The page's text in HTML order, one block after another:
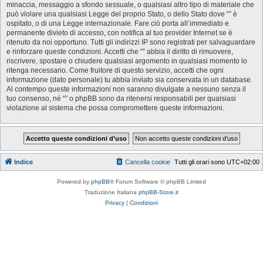
minaccia, messaggio a sfondo sessuale, o qualsiasi altro tipo di materiale che
può violare una qualsiasi Legge del proprio Stato, o dello Stato dove “” è
ospitato, o di una Legge internazionale. Fare ciò porta all’immediato e
permanente divieto di accesso, con notifica al tuo provider Internet se è
ritenuto da noi opportuno. Tutti gli indirizzi IP sono registrati per salvaguardare
e rinforzare queste condizioni. Accetti che “” abbia il diritto di rimuovere,
riscrivere, spostare o chiudere qualsiasi argomento in qualsiasi momento lo
ritenga necessario. Come fruitore di questo servizio, accetti che ogni
informazione (dato personale) tu abbia inviato sia conservata in un database.
Al contempo queste informazioni non saranno divulgate a nessuno senza il
tuo consenso, né “” o phpBB sono da ritenersi responsabili per qualsiasi
violazione al sistema che possa compromettere queste informazioni.
Indice Tutti gli orari sono UTC+02:00
Cancella cookie
Powered by phpBB® Forum Software © phpBB Limited
Traduzione Italiana phpBB-Store.it
Privacy | Condizioni